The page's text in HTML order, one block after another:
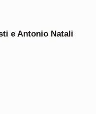
e Antonio Natali